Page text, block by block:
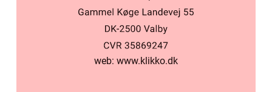
web: www.klikko.dk